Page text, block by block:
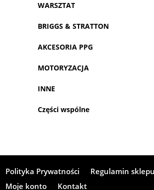
WARSZTAT
BRIGGS & STRATTON
AKCESORIA PPG
MOTORYZACJA
INNE
Części wspólne
Polityka Prywatności
Regulamin
Moje konto
Kontakt